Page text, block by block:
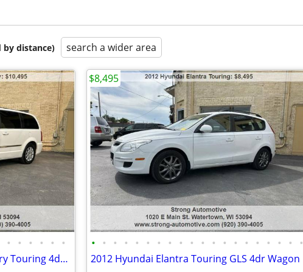
by distance) search a wider area
• • • • • •
2016 Chrysler Town and Country Touring 4dr Mini Van
• • • • • • • • • • • • • • • • • • • •
2012 Hyundai Elantra Touring GLS 4dr Wagon
$8,495